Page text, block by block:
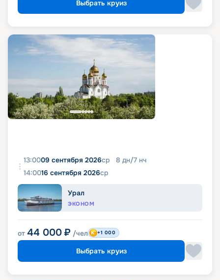
Выбрать круиз
13:0009 сентября 2026ср 8 дн/7 нч
14:0016 сентября 2026ср
Урал
ЭКОНОМ
от 44 000 ₽ /чел +1 000
Выбрать круиз